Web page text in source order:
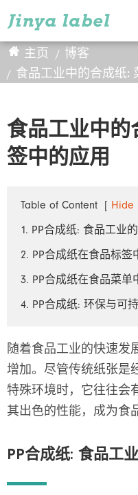
主页
博客
食品工业中的合成纸:
食品工业中的
签中的应用
Table of Content Hide
1. PP合成纸: 食品工业
2. PP合成纸在食品标签
3. PP合成纸在食品菜单
4. PP合成纸: 环保与可
随着食品工业的快速发
增加。尽管传统纸张是
特殊环境时，它往往会
其出色的性能，成为食
PP合成纸: 食品工